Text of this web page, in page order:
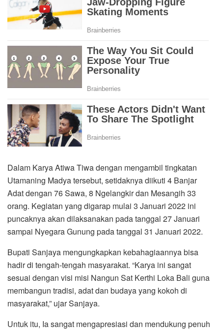
Dalam Karya Atiwa Tiwa dengan mengambil tingkatan
Utamaning Madya tersebut, setidaknya diikuti 4 Banjar
Adat dengan 76 Sawa, 8 Ngelangkir dan Mesangih 33
orang. Kegiatan yang digarap mulai 3 Januari 2022 ini
puncaknya akan dilaksanakan pada tanggal 27 Januari
sampai Nyegara Gunung pada tanggal 31 Januari 2022.
Bupati Sanjaya mengungkapkan kebahagiaannya bisa
hadir di tengah-tengah masyarakat. “Karya ini sangat
sesuai dengan visi misi Nangun Sat Kerthi Loka Bali guna
membangun tradisi, adat dan budaya yang kokoh di
masyarakat,” ujar Sanjaya.
Untuk itu, Ia sangat mengapresiasi dan mendukung penuh